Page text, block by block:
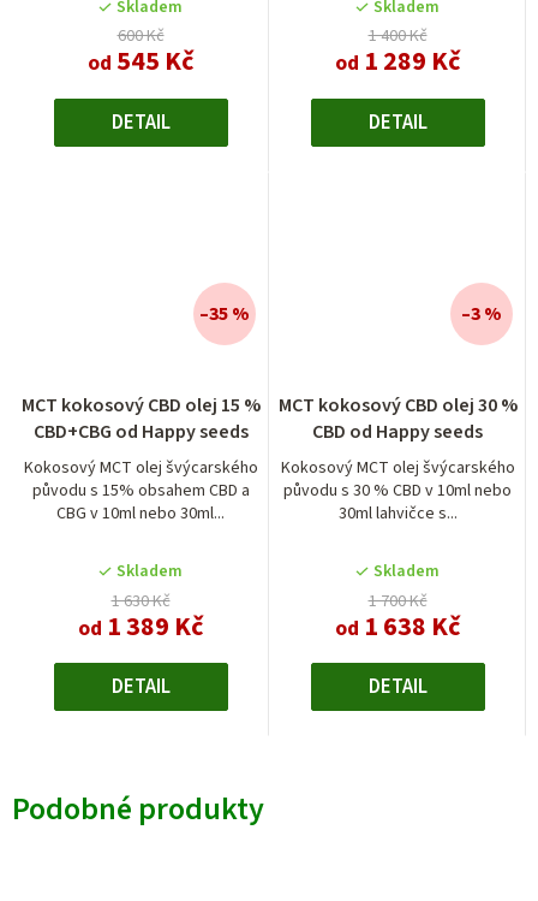
Skladem
600 Kč
od 545 Kč
DETAIL
Skladem
1 400 Kč
od 1 289 Kč
DETAIL
MCT kokosový CBD olej 15 %
CBD+CBG od Happy seeds
Kokosový MCT olej švýcarského
původu s 15% obsahem CBD a
CBG v 10ml nebo 30ml...
Skladem
1 630 Kč
od 1 389 Kč
–35 %
DETAIL
MCT kokosový CBD olej 30 %
CBD od Happy seeds
Kokosový MCT olej švýcarského
původu s 30 % CBD v 10ml nebo
30ml lahvičce s...
Skladem
1 700 Kč
od 1 638 Kč
–3 %
DETAIL
Podobné produkty